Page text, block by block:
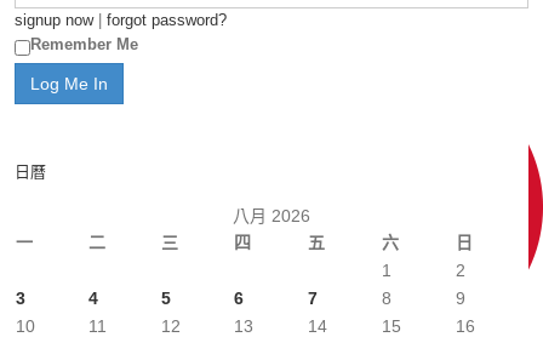
signup now| forgot password?
Remember Me
日曆
八月 2026
一
二 三 四 五 六 日
1
2
3
4 5 6 7 8
9
10
11 12 13 14 15
16